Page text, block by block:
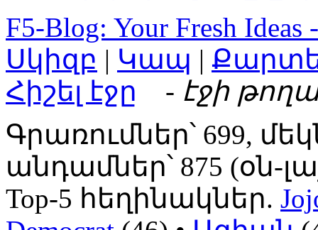
F5-Blog: Your Fresh Ideas
Սկիզբ | Կապ |
Հիշել էջը
- էջի
Գրառումներ՝ 699,
անդամներ՝ 875 (օն-
Top-5 հեղինակներ.